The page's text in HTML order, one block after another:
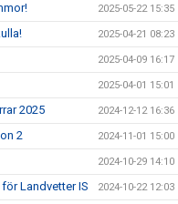
2025-05-22 15:35
2025-04-21 08:23
2025-04-09 16:17
2025-04-01 15:01
2025 2024-12-12 16:36
2 2024-11-01 15:00
2024-10-29 14:10
Landvetter IS 2024-10-22 12:03